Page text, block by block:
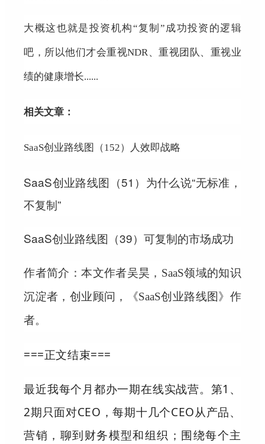
大概这也就是投资机构“复制”成功投资的逻辑
吧，所以他们才会重视NDR、重视团队、重视业
绩的健康增长......
相关文章：
SaaS创业路线图（152）人效即战略
SaaS创业路线图（51）为什么说“无标准，
不复制”
SaaS创业路线图（39）可复制的市场成功
作者简介：本文作者吴昊，SaaS领域的知识
沉淀者，创业顾问，《SaaS创业路线图》作
者。
===正文结束===
最近我每个月都办一期在线实战营。 第1、
2期只面对CEO，每期十几个CEO从产品、
营销，聊到财务模型和组织； 围绕每个主